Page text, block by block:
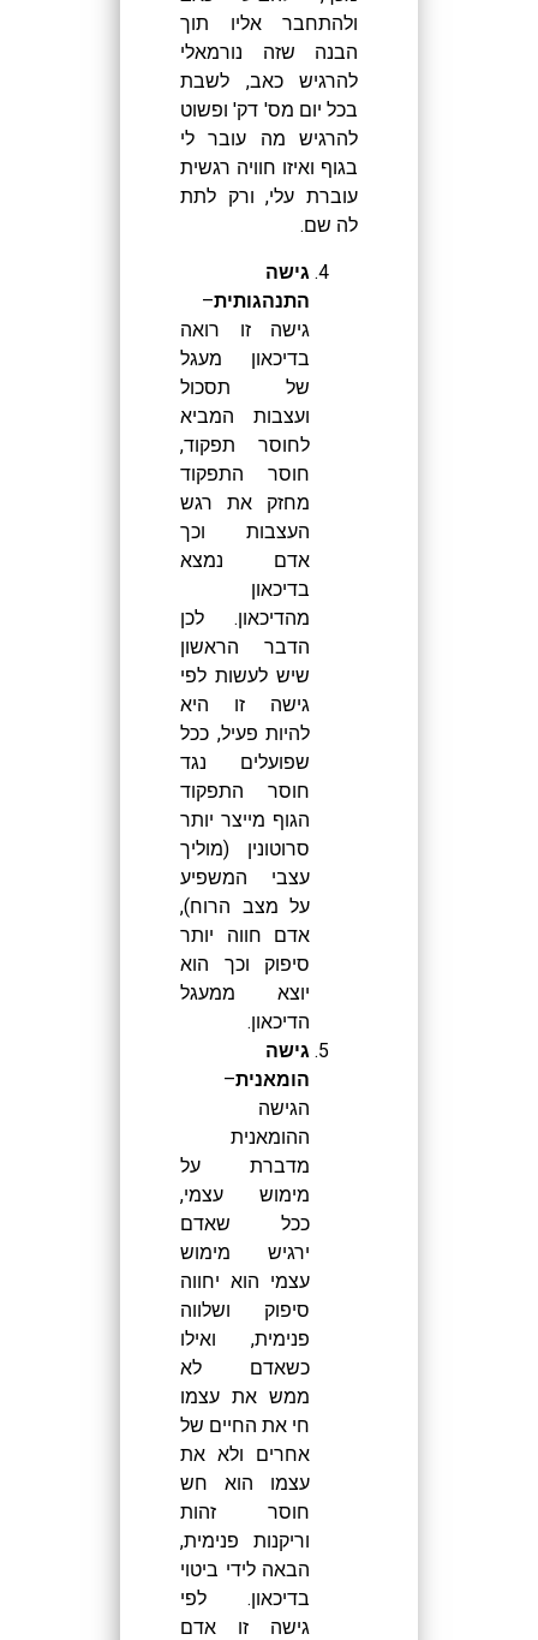
ולהתחבר אליו תוך
הבנה שזה נורמאלי
להרגיש כאב, לשבת
בכל יום מס' דק' ופשוט
להרגיש מה עובר לי
בגוף ואיזו חוויה רגשית
עוברת עלי, ורק לתת
לה שם.
גישה
התנהגותית–
גישה זו רואה
בדיכאון מעגל
של תסכול
ועצבות המביא
לחוסר תפקוד,
חוסר התפקוד
מחזק את רגש
העצבות וכך
אדם נמצא
בדיכאון
מהדיכאון. לכן
הדבר הראשון
שיש לעשות לפי
גישה זו היא
להיות פעיל, ככל
שפועלים נגד
חוסר התפקוד
הגוף מייצר יותר
סרוטונין (מוליך
עצבי המשפיע
על מצב הרוח),
אדם חווה יותר
סיפוק וכך הוא
יוצא ממעגל
הדיכאון.
גישה
הומאנית–
הגישה
ההומאנית
מדברת על
מימוש עצמי,
ככל שאדם
ירגיש מימוש
עצמי הוא יחווה
סיפוק ושלווה
פנימית, ואילו
כשאדם לא
ממש את עצמו
חי את החיים של
אחרים ולא את
עצמו הוא חש
חוסר זהות
וריקנות פנימית,
הבאה לידי ביטוי
בדיכאון. לפי
גישה זו אדם